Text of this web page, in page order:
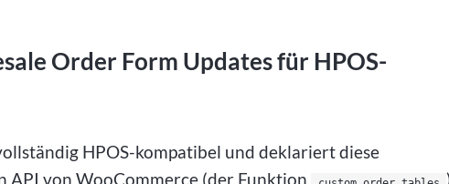
Order Form Updates für HPOS-
HPOS-kompatibel und deklariert diese
von WooCommerce (der Funktion